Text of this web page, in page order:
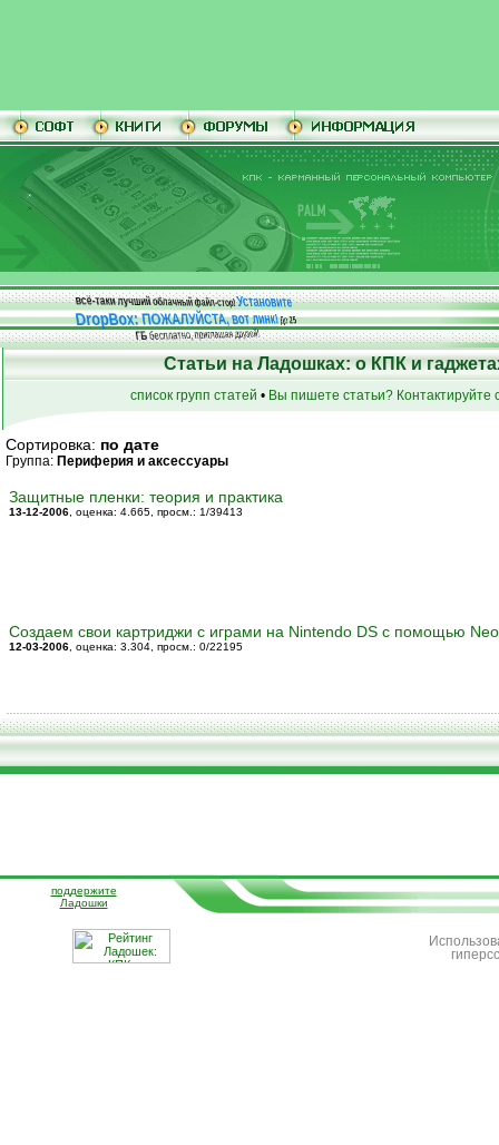
всё-таки лучший облачный файл-стор!Установите
DropBox: ПОЖАЛУЙСТА, вот линк!До25
ГБбесплатно, приглашая друзей!
Статьи на Ладошках: о КПК и
список групп статей • Вы пишете статьи? Контактируйте
Сортировка: по дате
Группа: Периферия и аксессуары
Защитные пленки: теория и практика
13-12-2006 , оценка: 4.665 , просм.: 1/39413
Создаем свои картриджи с играми на Nintendo DS с помощью
12-03-2006 , оценка: 3.304 , просм.: 0/22195
поддержите
Ладошки